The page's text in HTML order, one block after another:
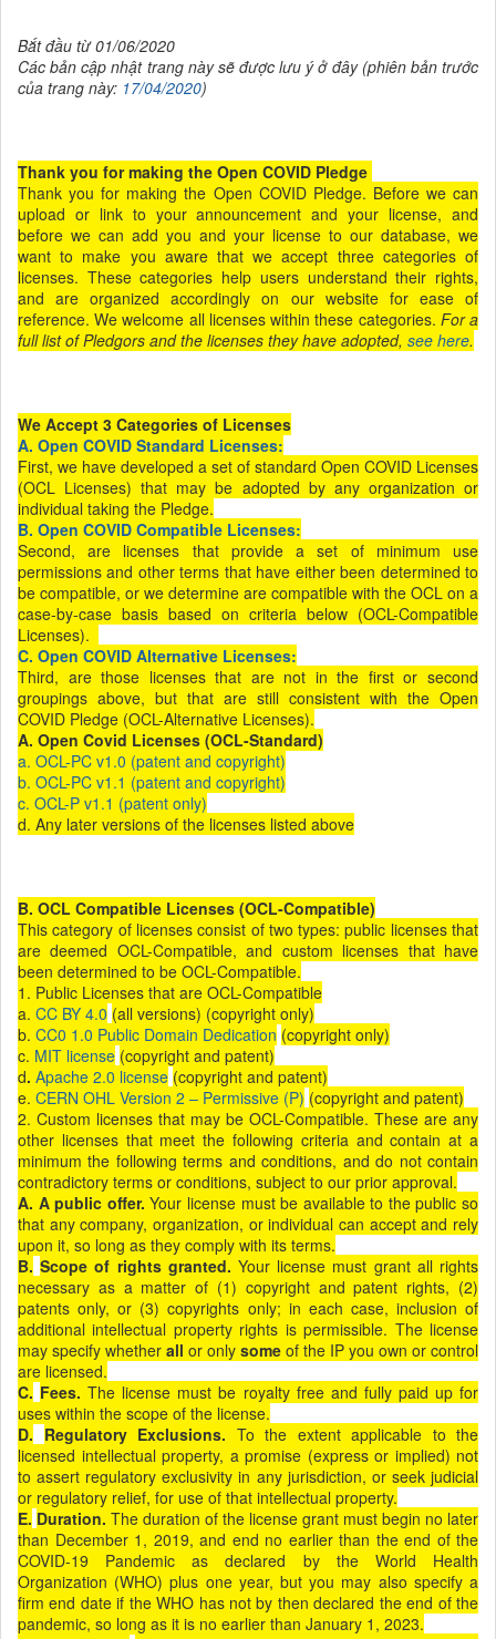
Bắt đầu từ 01/06/2020
Các bản cập nhật trang này sẽ được lưu ý ở đây (phiên bản trước
của trang này: 17/04/2020)
Thank you for making the Open COVID Pledge
Thank you for making the Open COVID Pledge. Before we can
upload or link to your announcement and your license, and
before we can add you and your license to our database, we
want to make you aware that we accept three categories of
licenses. These categories help users understand their rights,
and are organized accordingly on our website for ease of
reference. We welcome all licenses within these categories. For a
full list of Pledgors and the licenses they have adopted, see here.
We Accept 3 Categories of Licenses
A. Open COVID Standard Licenses:
First, we have developed a set of standard Open COVID Licenses
(OCL Licenses) that may be adopted by any organization or
individual taking the Pledge.
B. Open COVID Compatible Licenses:
Second, are licenses that provide a set of minimum use
permissions and other terms that have either been determined to
be compatible, or we determine are compatible with the OCL on a
case-by-case basis based on criteria below (OCL-Compatible
Licenses).
C. Open COVID Alternative Licenses:
Third, are those licenses that are not in the first or second
groupings above, but that are still consistent with the Open
COVID Pledge (OCL-Alternative Licenses).
A. Open Covid Licenses (OCL-Standard)
a. OCL-PC v1.0 (patent and copyright)
b. OCL-PC v1.1 (patent and copyright)
c. OCL-P v1.1 (patent only)
d. Any later versions of the licenses listed above
B. OCL Compatible Licenses (OCL-Compatible)
This category of licenses consist of two types: public licenses that
are deemed OCL-Compatible, and custom licenses that have
been determined to be OCL-Compatible.
1. Public Licenses that are OCL-Compatible
a. CC BY 4.0 (all versions) (copyright only)
b. CC0 1.0 Public Domain Dedication (copyright only)
c. MIT license (copyright and patent)
d. Apache 2.0 license (copyright and patent)
e. CERN OHL Version 2 – Permissive (P) (copyright and patent)
2. Custom licenses that may be OCL-Compatible. These are any
other licenses that meet the following criteria and contain at a
minimum the following terms and conditions, and do not contain
contradictory terms or conditions, subject to our prior approval.
A. A public offer.Your license must be available to the public so
that any company, organization, or individual can accept and rely
upon it, so long as they comply with its terms.
B. Scope of rights granted. Your license must grant all rights
necessary as a matter of (1) copyright and patent rights, (2)
patents only, or (3) copyrights only; in each case, inclusion of
additional intellectual property rights is permissible. The license
may specify whether all or only some of the IP you own or control
are licensed.
C. Fees.The license must be royalty free and fully paid up for
uses within the scope of the license.
D. Regulatory Exclusions. To the extent applicable to the
licensed intellectual property, a promise (express or implied) not
to assert regulatory exclusivity in any jurisdiction, or seek judicial
or regulatory relief, for use of that intellectual property.
E. Duration. The duration of the license grant must begin no later
than December 1, 2019, and end no earlier than the end of the
COVID-19 Pandemic as declared by the World Health
Organization (WHO) plus one year, but you may also specify a
firm end date if the WHO has not by then declared the end of the
pandemic, so long as it is no earlier than January 1, 2023.